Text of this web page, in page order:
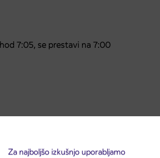
Za najboljšo izkušnjo uporabljamo
7:05, se prestavi na 7:00